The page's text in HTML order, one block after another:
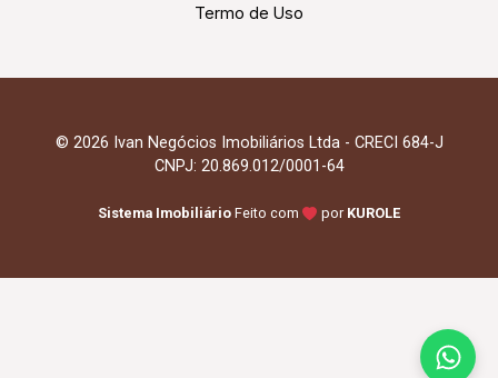
Termo de Uso
© 2026 Ivan Negócios Imobiliários Ltda - CRECI 684-J
CNPJ: 20.869.012/0001-64
Sistema Imobiliário Feito com por KUROLE